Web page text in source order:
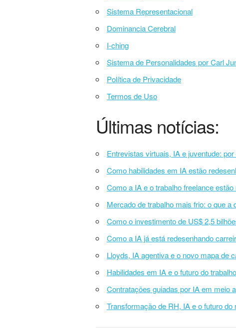
Sistema Representacional
Dominancia Cerebral
I-ching
Sistema de Personalidades por Carl
Política de Privacidade
Termos de Uso
Últimas notícias:
Entrevistas virtuais, IA e juventude:
Como habilidades em IA estão
Como a IA e o trabalho freelance
Mercado de trabalho mais frio: o que
Como o investimento de US$ 2,5
Como a IA já está redesenhando
Lloyds, IA agentiva e o novo mapa de
Habilidades em IA e o futuro do
Contratações guiadas por IA em meio
Transformação de RH, IA e o futuro